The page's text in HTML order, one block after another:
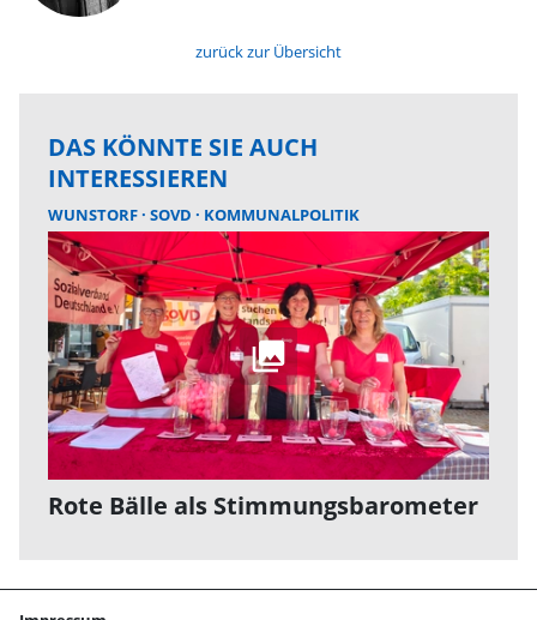
zurück zur Übersicht
DAS KÖNNTE SIE AUCH
INTERESSIEREN
WUNSTORF SOVD KOMMUNALPOLITIK
Rote Bälle als Stimmungsbarometer